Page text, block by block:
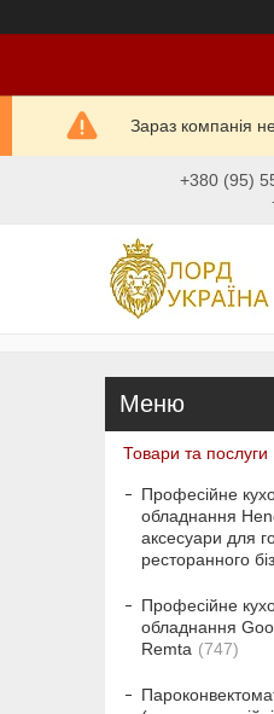
Зараз компанія
+380 (95)
Товари та послуги
Професійне
обладнання
аксесуари для
ресторанного
Професійне
обладнання
Remta
747